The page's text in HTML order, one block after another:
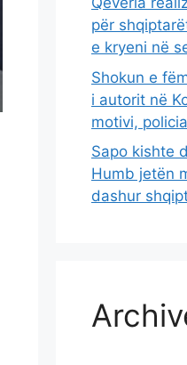
për
e kryeni në
Shokun e
i autorit në
motivi,
Sapo kishte
Humb jetën
dashur